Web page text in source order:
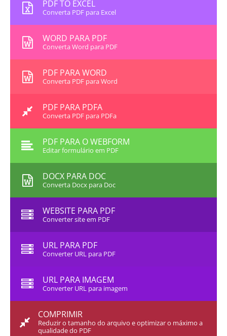
PDF TO EXCEL
Converta PDF para Excel
WORD PARA PDF
Converta Word para PDF
PDF PARA WORD
Converta PDF para Word
PDF PARA PDFA
Converta PDF para PDFa
PDF PARA O WEBFORM
Editar formulário em PDF
DOCX PARA DOC
Converta Docx para Doc
WEBSITE PARA PDF
Converter site em PDF
URL PARA PDF
Converter URL para PDF
URL PARA IMAGEM
Converter URL para imagem
COMPRIMIR
Reduzir o tamanho do arquivo e optimizar o máximo a
qualidade do PDF